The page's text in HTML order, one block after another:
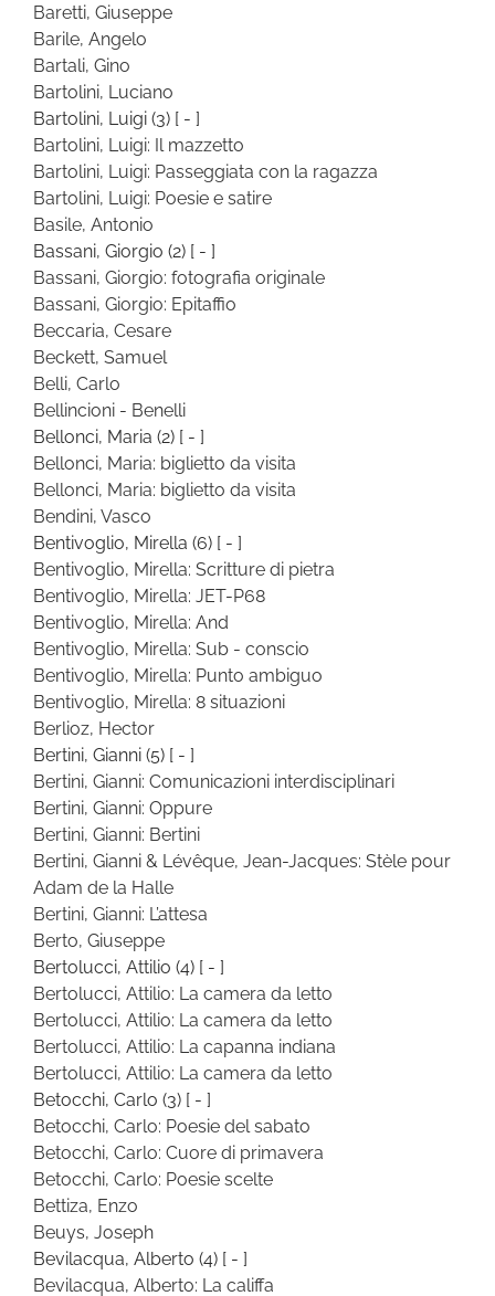
Baretti, Giuseppe
Barile, Angelo
Bartali, Gino
Bartolini, Luciano
Bartolini, Luigi (3) [ - ]
Bartolini, Luigi: Il mazzetto
Bartolini, Luigi: Passeggiata con la ragazza
Bartolini, Luigi: Poesie e satire
Basile, Antonio
Bassani, Giorgio (2) [ - ]
Bassani, Giorgio: fotografia originale
Bassani, Giorgio: Epitaffio
Beccaria, Cesare
Beckett, Samuel
Belli, Carlo
Bellincioni - Benelli
Bellonci, Maria (2) [ - ]
Bellonci, Maria: biglietto da visita
Bellonci, Maria: biglietto da visita
Bendini, Vasco
Bentivoglio, Mirella (6) [ - ]
Bentivoglio, Mirella: Scritture di pietra
Bentivoglio, Mirella: JET-P68
Bentivoglio, Mirella: And
Bentivoglio, Mirella: Sub - conscio
Bentivoglio, Mirella: Punto ambiguo
Bentivoglio, Mirella: 8 situazioni
Berlioz, Hector
Bertini, Gianni (5) [ - ]
Bertini, Gianni: Comunicazioni interdisciplinari
Bertini, Gianni: Oppure
Bertini, Gianni: Bertini
Bertini, Gianni & Lévêque, Jean-Jacques: Stèle pour
Adam de la Halle
Bertini, Gianni: L’attesa
Berto, Giuseppe
Bertolucci, Attilio (4) [ - ]
Bertolucci, Attilio: La camera da letto
Bertolucci, Attilio: La camera da letto
Bertolucci, Attilio: La capanna indiana
Bertolucci, Attilio: La camera da letto
Betocchi, Carlo (3) [ - ]
Betocchi, Carlo: Poesie del sabato
Betocchi, Carlo: Cuore di primavera
Betocchi, Carlo: Poesie scelte
Bettiza, Enzo
Beuys, Joseph
Bevilacqua, Alberto (4) [ - ]
Bevilacqua, Alberto: La califfa